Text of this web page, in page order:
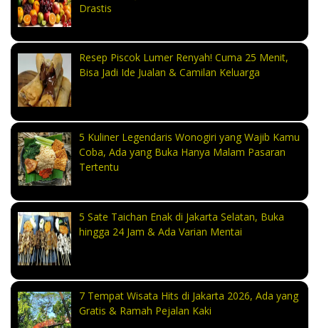
Drastis
Resep Piscok Lumer Renyah! Cuma 25 Menit,
Bisa Jadi Ide Jualan & Camilan Keluarga
5 Kuliner Legendaris Wonogiri yang Wajib Kamu
Coba, Ada yang Buka Hanya Malam Pasaran
Tertentu
5 Sate Taichan Enak di Jakarta Selatan, Buka
hingga 24 Jam & Ada Varian Mentai
7 Tempat Wisata Hits di Jakarta 2026, Ada yang
Gratis & Ramah Pejalan Kaki